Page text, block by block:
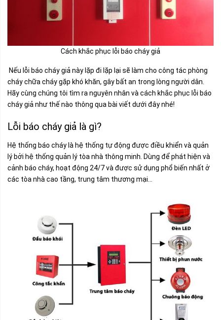
Cách khắc phục lỗi báo cháy giả
Nếu lỗi báo cháy giả này lặp đi lặp lại sẽ làm cho công tác phòng
cháy chữa cháy gặp khó khăn, gây bất an trong lòng người dân.
Hãy cùng chúng tôi tìm ra nguyên nhân và cách khắc phục lỗi báo
cháy giả như thế nào thông qua bài viết dưới đây nhé!
Lỗi báo cháy giả là gì?
Hệ thống báo cháy là hệ thống tự động được điều khiển và quản
lý bởi hệ thống quản lý tòa nhà thông minh. Dùng để phát hiện và
cảnh báo cháy, hoạt động 24/7 và được sử dụng phổ biến nhất ở
các tòa nhà cao tầng, trung tâm thương mại…